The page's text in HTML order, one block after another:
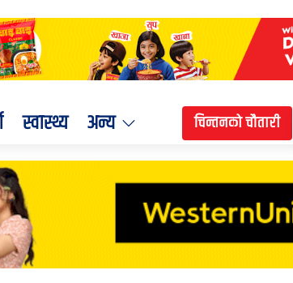
स्वास्थ्य अन्य चिन्तनको चौतारी